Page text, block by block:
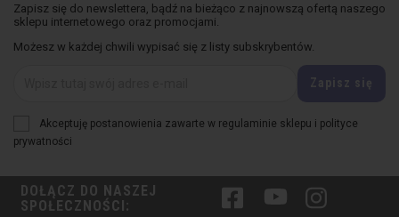
Zapisz się do newslettera, bądź na bieżąco z najnowszą ofertą naszego
sklepu internetowego oraz promocjami.
Możesz w każdej chwili wypisać się z listy subskrybentów.
Akceptuję postanowienia zawarte w regulaminie sklepu i polityce
prywatności
DOŁĄCZ DO NASZEJ
SPOŁECZNOŚCI:
FacebookYouTube